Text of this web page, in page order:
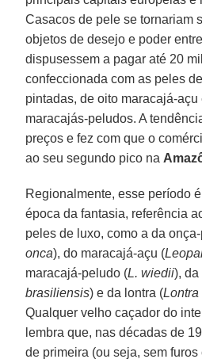
Casacos de pele se tornariam
objetos de desejo e poder
dispusessem a pagar até 20
confeccionada com as peles
pintadas, de oito maracajá-
maracajás-peludos. A
preços e fez com que o
ao seu segundo pico na
Regionalmente, esse período
época da fantasia, referência
peles de luxo, como a da
onca), do maracajá-açu (
maracajá-peludo (L. wiedii),
brasiliensis) e da lontra (
Qualquer velho caçador do
lembra que, nas décadas de
de primeira (ou seja, sem